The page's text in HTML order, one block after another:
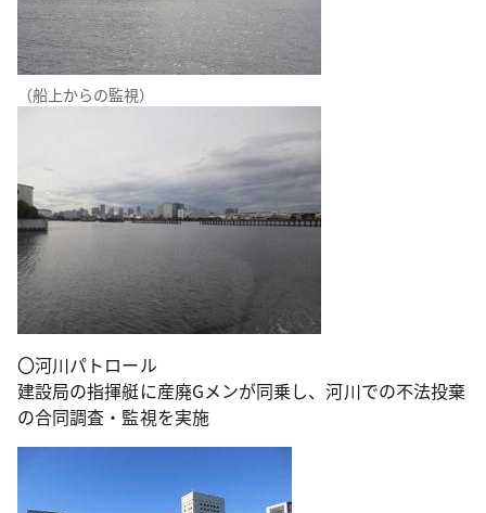
（船上からの監視）
〇河川パトロール
建設局の指揮艇に産廃Gメンが同乗し、河川での不法投棄
の合同調査・監視を実施